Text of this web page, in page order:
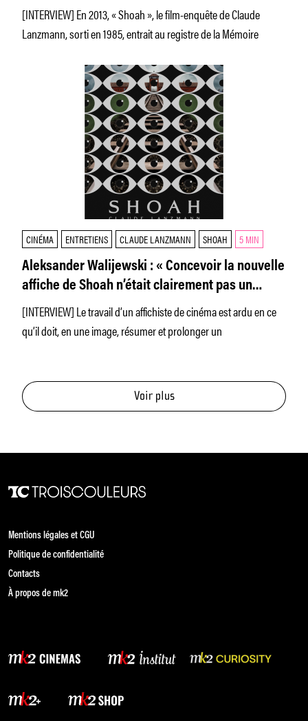
recherche des disparus »
[INTERVIEW] En 2013, « Shoah », le film-enquête de Claude
Lanzmann, sorti en 1985, entrait au registre de la Mémoire
CINÉMA ENTRETIENS CLAUDE LANZMANN SHOAH 5 MIN
Aleksander Walijewski : « Concevoir la nouvelle
affiche de Shoah n’était clairement pas un
projet comme les autres. »
[INTERVIEW] Le travail d’un affichiste de cinéma est ardu en ce
qu’il doit, en une image, résumer et prolonger un
Voir plus
Mentions légales et CGU
Politique de confidentialité
Contacts
À propos de mk2